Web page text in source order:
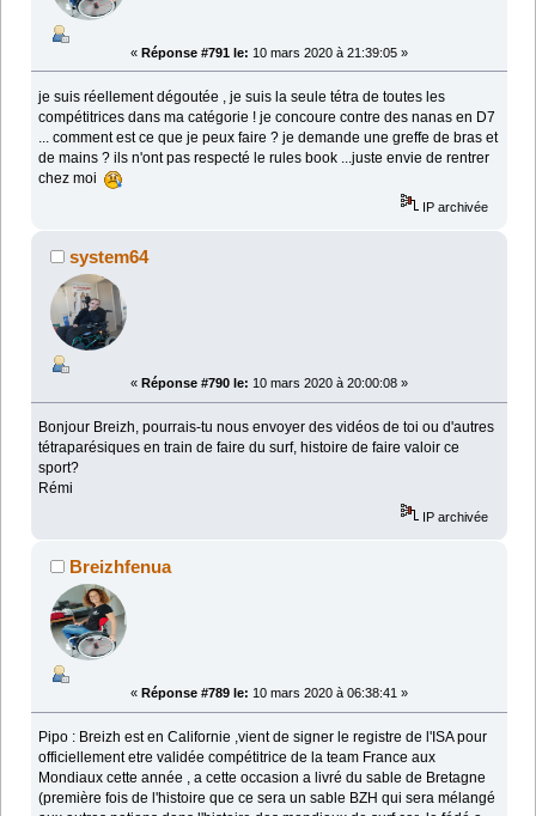
« Réponse #791 le: 10 mars 2020 à 21:39:05 »
je suis réellement dégoutée , je suis la seule tétra de toutes les
compétitrices dans ma catégorie ! je concoure contre des nanas en D7
... comment est ce que je peux faire ? je demande une greffe de bras et
de mains ? ils n'ont pas respecté le rules book ...juste envie de rentrer
chez moi
IP archivée
system64
« Réponse #790 le: 10 mars 2020 à 20:00:08 »
Bonjour Breizh, pourrais-tu nous envoyer des vidéos de toi ou d'autres
tétraparésiques en train de faire du surf, histoire de faire valoir ce
sport?
Rémi
IP archivée
Breizhfenua
« Réponse #789 le: 10 mars 2020 à 06:38:41 »
Pipo : Breizh est en Californie ,vient de signer le registre de l'ISA pour
officiellement etre validée compétitrice de la team France aux
Mondiaux cette année , a cette occasion a livré du sable de Bretagne
(première fois de l'histoire que ce sera un sable BZH qui sera mélangé